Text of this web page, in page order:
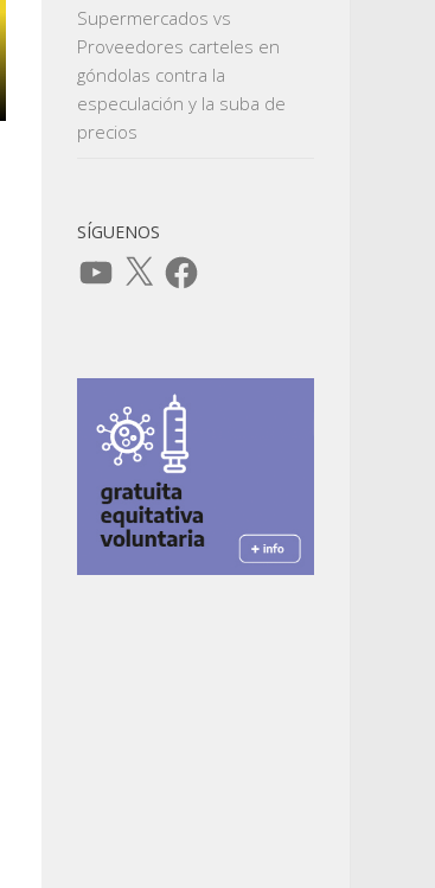
Supermercados vs
Proveedores carteles en
góndolas contra la
especulación y la suba de
precios
SÍGUENOS
YouTube
X Facebook